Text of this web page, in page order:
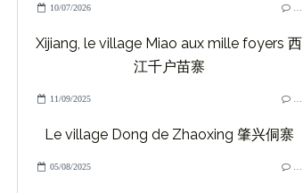
10/07/2026
Xijiang, le village Miao aux mille foyers 西
江千户苗寨
11/09/2025
Le village Dong de Zhaoxing 肇兴侗寨
05/08/2025